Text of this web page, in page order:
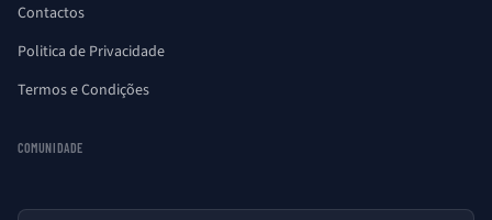
Contactos
Politica de Privacidade
Termos e Condições
COMUNIDADE